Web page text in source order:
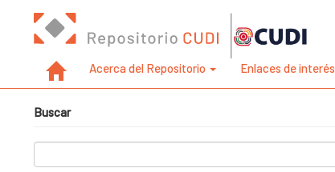
Acerca del Repositorio Enlaces de interés
Buscar